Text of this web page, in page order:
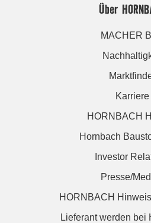
Über
MACHER
Karriere
HORNBACH
Hornbach
Investor
Presse/
HORNBACH
Lieferant werden bei